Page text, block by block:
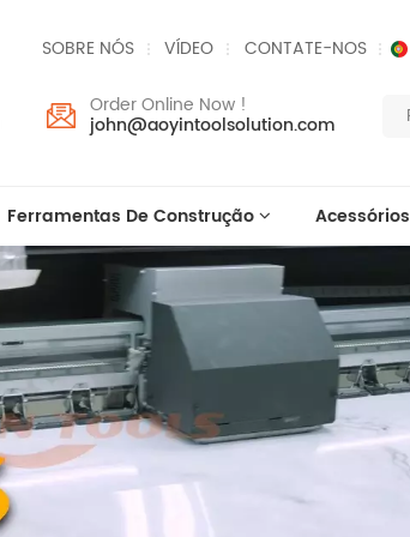
SOBRE NÓS VÍDEO CONTATE-NOS
Order Online Now !
john@aoyintoolsolution.com
Ferramentas De Construção Acessórios